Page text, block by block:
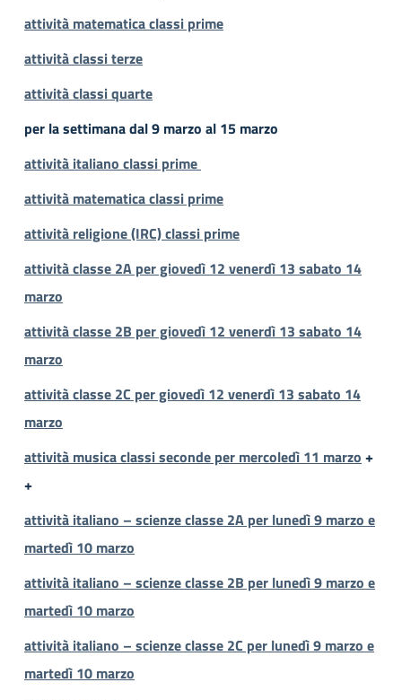
attività matematicaclassi prime
attivitàclassiterze
attivitàclassiquarte
per la settimana dal 9 marzo al 15 marzo
attività italiano classi prime
attività matematica classi prime
attività religione (IRC) classi prime
attività classe 2A per giovedì 12 venerdì 13 sabato 14
marzo
attività classe 2B per giovedì 12 venerdì 13 sabato 14
marzo
attività classe 2C per giovedì 12 venerdì 13 sabato 14
marzo
attività musica classi seconde per mercoledì 11 marzo +
+
attività italiano – scienze classe 2A per lunedì 9 marzo e
martedì 10 marzo
attività italiano – scienze classe 2B per lunedì 9 marzo e
martedì 10 marzo
attività italiano – scienze classe 2C per lunedì 9 marzo e
martedì 10 marzo